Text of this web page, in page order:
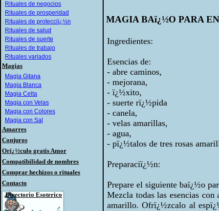
Rituales de negocios
Rituales de prosperidad
Rituales de protecciï¿½n
Rituales de salud
Rituales de suerte
Rituales de trabajo
Rituales variados
Magias
Magia Gitana
Magia Blanca
Magia Celta
Magia con Velas
Magia con Colores
Magia con Sal
Amarres
Conjuros
Orï¿½culo gratis Amor
Compatibilidad de nombres
Comprar hechizos o rituales
Contacto
Directorio Esoterico
MAGIA BAï¿½O PARA
Ingredientes:
Esencias de:
- abre caminos,
- mejorana,
- ï¿½xito,
- suerte rï¿½pida
- canela,
- velas amarillas,
- agua,
- pï¿½talos de tres rosas
Preparaciï¿½n:
Prepare el siguiente baï¿½o
Mezcla todas las esencias
amarillo. Ofrï¿½zcalo al